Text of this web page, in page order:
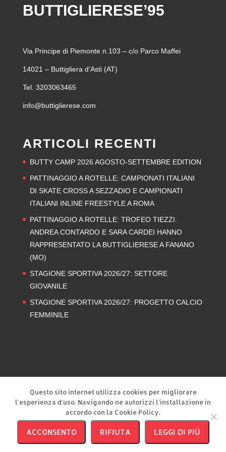
BUTTIGLIERESE’95
Via Principe di Piemonte n.103 – c/o Parco Maffei
14021 – Buttigliera d’Asti (AT)
Tel. 3203063465
info@buttiglierese.com
ARTICOLI RECENTI
BUTTY CAMP 2026 AGOSTO-SETTEMBRE EDITION
PATTINAGGIO A ROTELLE: CAMPIONATI ITALIANI
DI SKATE CROSS A SEZZADIO E CAMPIONATI
ITALIANI INLINE FREESTYLE A ROMA
PATTINAGGIO A ROTELLE: TROFEO TIEZZI.
ANDREA CONTARDO E SARA CARDEI HANNO
RAPPRESENTATO LA BUTTIGLIERESE A FANANO
(MO)
STAGIONE SPORTIVA 2026/27: SETTORE
GIOVANILE
STAGIONE SPORTIVA 2026/27: PROGETTO CALCIO
FEMMINILE
Questo sito internet utilizza cookies per migliorare
l'esperienza d'uso. Navigando ne autorizzi l'installazione in
accordo con la Cookie Policy.
ACCONSENTO RIFIUTA LEGGI DI PIÙ